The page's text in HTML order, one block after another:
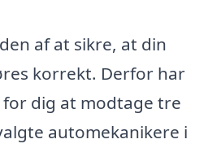
af at sikre, at din
korrekt. Derfor har
dig at modtage tre
automekanikere i